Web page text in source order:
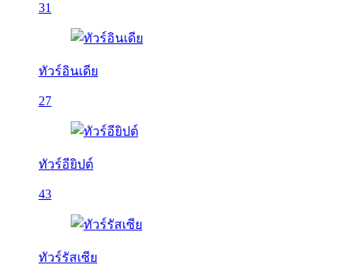
31
ทัวร์อินเดีย
27
ทัวร์อียิปต์
43
ทัวร์รัสเซีย